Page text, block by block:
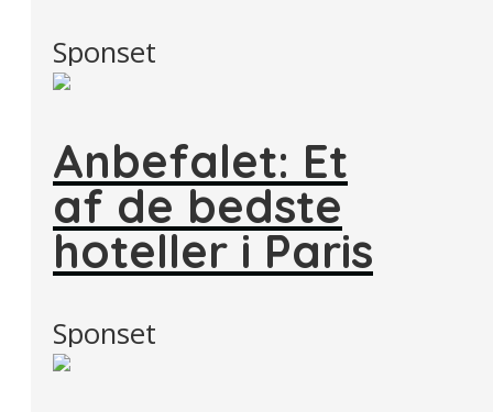
Sponset
Anbefalet: Et
af de bedste
hoteller i Paris
Sponset